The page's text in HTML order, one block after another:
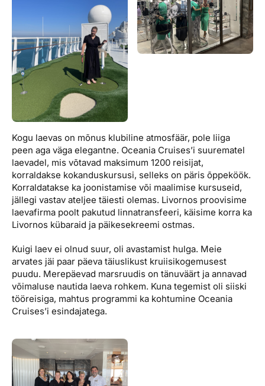
Kogu laevas on mõnus klubiline atmosfäär, pole liiga
peen aga väga elegantne. Oceania Cruises’i suurematel
laevadel, mis võtavad maksimum 1200 reisijat,
korraldakse kokanduskursusi, selleks on päris õppeköök.
Korraldatakse ka joonistamise või maalimise kursuseid,
jällegi vastav ateljee täiesti olemas. Livornos proovisime
laevafirma poolt pakutud linnatransfeeri, käisime korra ka
Livornos kübaraid ja päikesekreemi ostmas.
Kuigi laev ei olnud suur, oli avastamist hulga. Meie
arvates jäi paar päeva täiuslikust kruiisikogemusest
puudu. Merepäevad marsruudis on tänuväärt ja annavad
võimaluse nautida laeva rohkem. Kuna tegemist oli siiski
tööreisiga, mahtus programmi ka kohtumine Oceania
Cruises’i esindajatega.